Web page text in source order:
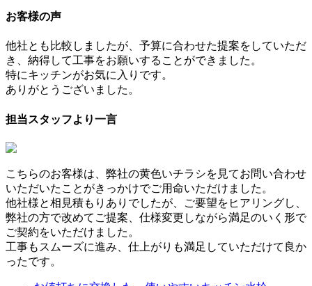
お客様の声
他社とも比較しましたが、予算に合わせた提案をしていただ
き、納得して工事をお願いすることができました。
特にキッチンがお気に入りです。
ありがとうございました。
担当スタッフより一言
こちらのお客様は、弊社の黄色いチラシを見てお問い合わせ
いただいたことがきっかけでご用命いただけました。
他社様と相見積もりありでしたが、ご要望をヒアリングし、
弊社の方で改めてご提案、仕様変更しながら満足のいく形で
ご契約をいただけました。
工事もスムーズに進み、仕上がりも満足していただけて良か
ったです。